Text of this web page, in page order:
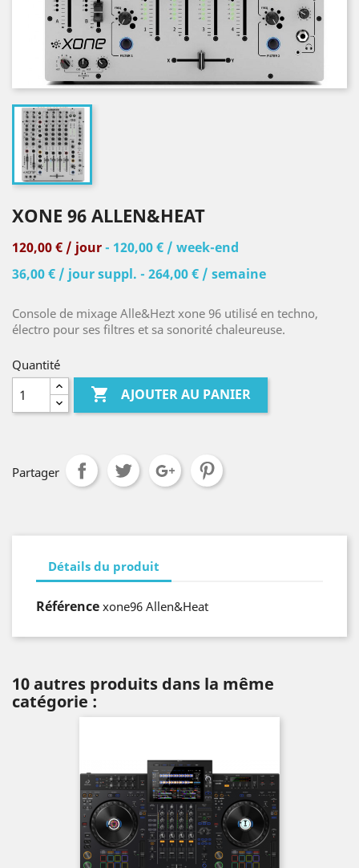
XONE 96 ALLEN&HEAT
120,00 € / jour- 120,00 € / week-end
36,00 € / jour suppl. - 264,00 € / semaine
Console de mixage Alle&Hezt xone 96 utilisé en techno,
électro pour ses filtres et sa sonorité chaleureuse.
Quantité
 AJOUTER AU PANIER
Partager
Détails du produit
Référence xone96 Allen&Heat
10 autres produits dans la même
catégorie :